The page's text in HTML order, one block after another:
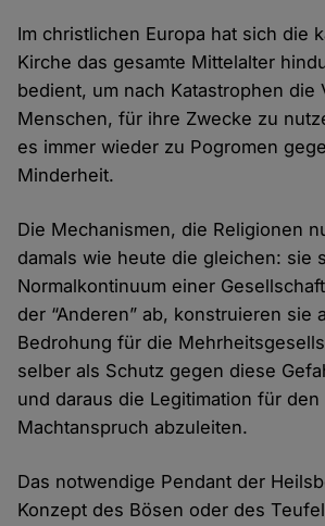
Im christlichen Europa hat sich die
Kirche das gesamte Mittelalter
bedient, um nach Katastrophen die
Menschen, für ihre Zwecke zu
es immer wieder zu Pogromen
Minderheit.
Die Mechanismen, die Religionen
damals wie heute die gleichen: sie
Normalkontinuum einer
der “Anderen” ab, konstruieren sie
Bedrohung für die
selber als Schutz gegen diese
und daraus die Legitimation für den
Machtanspruch abzuleiten.
Das notwendige Pendant der
Konzept des Bösen oder des